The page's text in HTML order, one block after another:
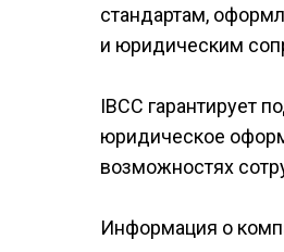
стандартам,
и юридическим
IBCC гарантирует
юридическое
возможностях
Информация о